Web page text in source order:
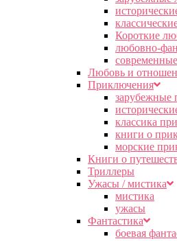
Короткие
любовно-
Любовь и
Приключения
зарубежные
классика
книги о
морские
Книги о
Триллеры
Ужасы / мистика
мистика
ужасы
Фантастика
боевая